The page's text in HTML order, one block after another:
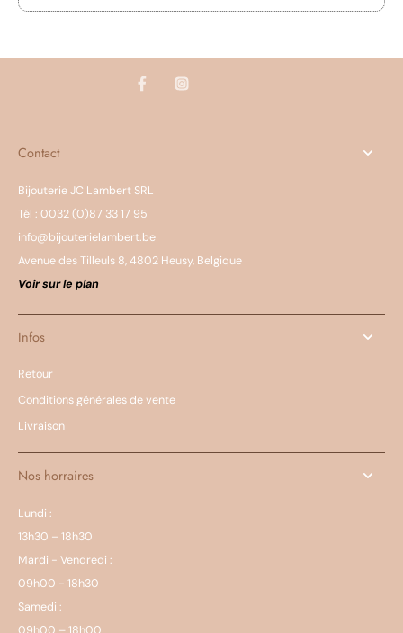
Contact
Bijouterie JC Lambert SRL
Tél : 0032 (0)87 33 17 95
info@bijouterielambert.be
Avenue des Tilleuls 8, 4802 Heusy, Belgique
Voir sur le plan
Infos
Retour
Conditions générales de vente
Livraison
Nos horraires
Lundi :
13h30 – 18h30
Mardi - Vendredi :
09h00 - 18h30
Samedi :